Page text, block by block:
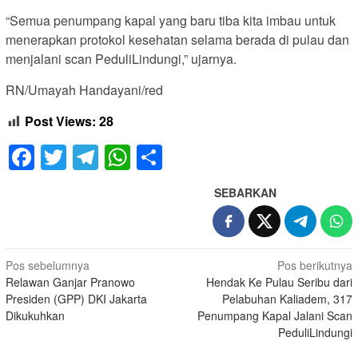
“Semua penumpang kapal yang baru tiba kita imbau untuk
menerapkan protokol kesehatan selama berada di pulau dan
menjalani scan PeduliLindungi,” ujarnya.
RN/Umayah Handayani/red
Post Views: 28
Facebook
Twitter
Telegram
WhatsApp
SEBARKAN
Navigasi
pos
Pos sebelumnya
Relawan Ganjar Pranowo
Presiden (GPP) DKI Jakarta
Dikukuhkan
Pos berikutnya
Hendak Ke Pulau Seribu dari
Pelabuhan Kaliadem, 317
Penumpang Kapal Jalani Scan
PeduliLindungi